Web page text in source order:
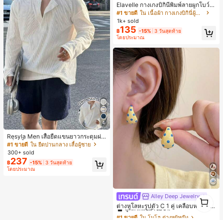
4
Resyla Men เสื้อยืดแขนยาวกระดุมผ่า
ครึ่งสีพื้นอเนกประสงค์ลำลองสำหรับผู้ช
าย
#1 ขายดี ใน ยืดปานกลาง เสื้อผู้ชาย
300+ sold
฿237 -15% 3 วันสุดท้าย
โดยประมาณ
Elavelle กางเกงบิกินี่พิมพ์ลายผูกโบว์เอ
วสูงสำหรับผู้หญิง, ฤดูใบไม้ผลิ/ฤดูร้อน
#1 ขายดี
ใน เนื้อผ้า กางเกงบิกินี่ผู้หญิง
1k+ sold
฿135 -15% 3 วันสุดท้าย
โดยประมาณ
Alley Deep Jewelry
ต่างหูโลหะรูปตัว C 1 คู่ เคลือบหยดสีเห
ลือง ลายจุดสีน้ำเงิน สไตล์ยุโรปและอเม
#1 ขายดี ใน โบโฮ ต่างหูผู้หญิง
ลูกค้ากลับมาซื้อซ้ำ!
เกือบหมดแล้ว!
#1 ขายดี ใน โบโฮ ต่างหูผู้หญิง
#1 ขายดี ใน โบโฮ ต่างหูผู้หญิง